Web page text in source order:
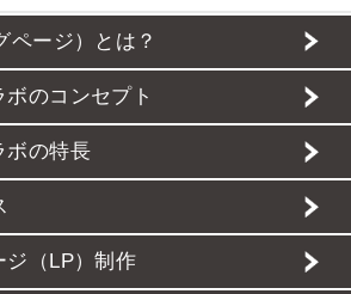
ページ）とは？
のコンセプト
ボの特長
ジ（LP）制作